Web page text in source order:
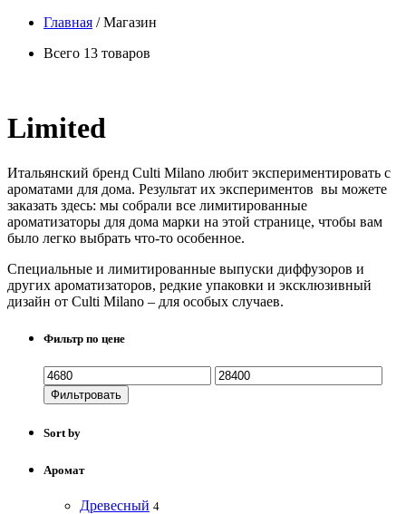
Главная /Магазин
Всего 13 товаров
Limited
Итальянский бренд Culti Milano любит экспериментировать с
ароматами для дома. Результат их экспериментов вы можете
заказать здесь: мы собрали все лимитированные
ароматизаторы для дома марки на этой странице, чтобы вам
было легко выбрать что-то особенное.
Специальные и лимитированные выпуски диффузоров и
других ароматизаторов, редкие упаковки и эксклюзивный
дизайн от Culti Milano – для особых случаев.
Фильтр по цене
Фильтровать
Sort by
Аромат
Древесный 4